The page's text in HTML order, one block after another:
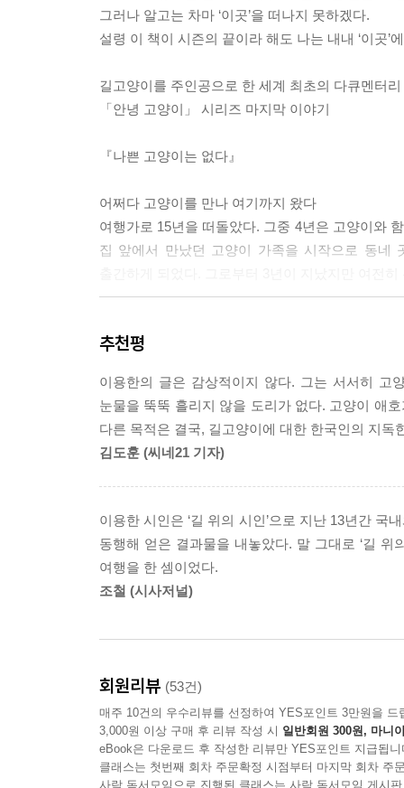
그러나 알고는 차마 ‘이곳’을 떠나지 못하겠다.
설령 이 책이 시즌의 끝이라 해도 나는 내내 ‘이곳’
길고양이를 주인공으로 한 세계 최초의 다큐멘터리
「안녕 고양이」 시리즈 마지막 이야기
『나쁜 고양이는 없다』
어쩌다 고양이를 만나 여기까지 왔다
여행가로 15년을 떠돌았다. 그중 4년은 고양이와
집 앞에서 만났던 고양이 가족을 시작으로 동네
세상에 나쁜 고양이는 없다. 가끔씩 미운 짓을 일
친구를 만나면 다정하게 인사를 나누는 우리처럼
시골의 사계절 그리고 거기에 고양이가 있었다
책에는 시골의 봄, 여름, 가을, 겨울, 사계절
길고양이들의 이야기를 담백하게 담겨있다. 시골
탄식했지만 하지만 수많은 사람들이 그를 응원
안내서이자 고양이를 좋아하는 수많은 작은 사람
전하지 못한 작가의 마지막 인사이기하다.
예정이다. 또한 1권 『안녕, 고양이는 고마웠어요
길고양이가 주연이고 조연이며 단역인 길고양이
전국 개봉을 맡는다. 작가는 시나리오와 내레이션
추천평
이용한의 글은 감상적이지 않다. 그는 서서히 고
눈물을 뚝뚝 흘리지 않을 도리가 없다. 고양이 애
다른 목적은 결국, 길고양이에 대한 한국인의 지
김도훈 (씨네21 기자)
이용한 시인은 ‘길 위의 시인’으로 지난 13년간 국
동행해 얻은 결과물을 내놓았다. 말 그대로 ‘길
여행을 한 셈이었다.
조철 (시사저널)
회원리뷰 (53건)
매주 10건의 우수리뷰를 선정하여 YES포인트 3만원을 드
3,000원 이상 구매 후 리뷰 작성 시 일반회원 300원, 마니
eBook은 다운로드 후 작성한 리뷰만 YES포인트 지급됩니
클래스는 첫번째 회차 주문확정 시점부터 마지막 회차 주
사락 독서모임으로 진행된 클래스는 사락 독서모임 게시